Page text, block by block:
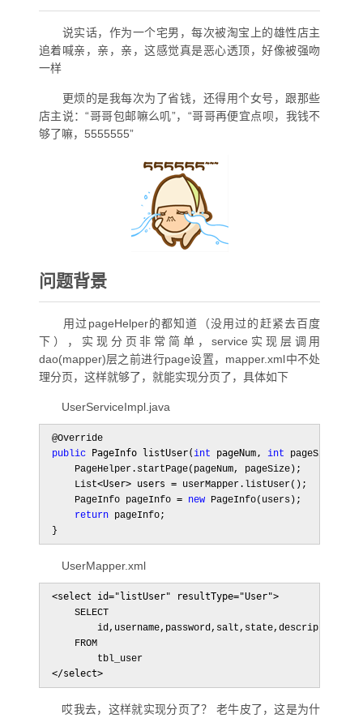
说实话，作为一个宅男，每次被淘宝上的雄性店主
追着喊亲，亲，亲，这感觉真是恶心透顶，好像被强吻
一样
更烦的是我每次为了省钱，还得用个女号，跟那些
店主说：“哥哥包邮嘛么叽”，“哥哥再便宜点呗，我钱不
够了嘛，5555555”
问题背景
用过pageHelper的都知道（没用过的赶紧去百度
下），实现分页非常简单，service实现层调用
dao(mapper)层之前进行page设置，mapper.xml中不处
理分页，这样就够了，就能实现分页了，具体如下
UserServiceImpl.java
@Override
public PageInfo listUser(int pageNum, int pageSize) {
    PageHelper.startPage(pageNum, pageSize);
    List
<User> users = userMapper.listUser();
    PageInfo pageInfo
= new PageInfo(users);
return pageInfo;
}
UserMapper.xml
<select id="listUser" resultType="User">
    SELECT
        id,username,password,salt,state,description
    FROM
        tbl_user
</select>
哎我去，这样就实现分页了？ 老牛皮了，这是为什